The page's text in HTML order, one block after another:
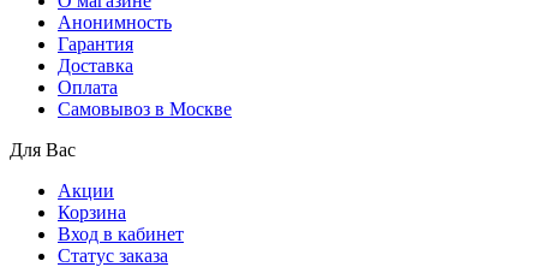
Анонимность
Гарантия
Доставка
Oплата
Самовывоз в Москве
Для Вас
Акции
Корзина
Вход в кабинет
Статус заказа